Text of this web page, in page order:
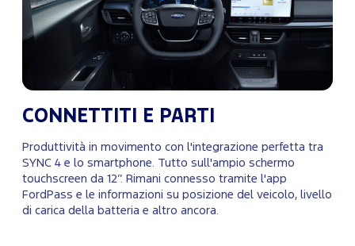
CONNETTITI E PARTI
Produttività in movimento con l'integrazione perfetta tra
SYNC 4 e lo smartphone. Tutto sull'ampio schermo
touchscreen da 12’’. Rimani connesso tramite l'app
FordPass e le informazioni su posizione del veicolo, livello
di carica della batteria e altro ancora.